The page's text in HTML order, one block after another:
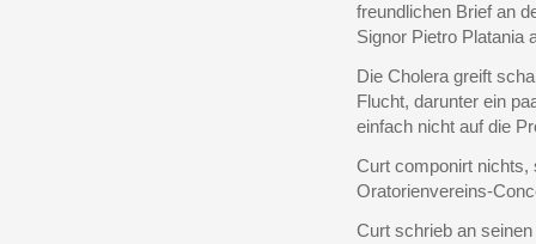
freundlichen Brief an
Signor Pietro Platania
Die Cholera greift
Flucht, darunter ein
einfach nicht auf die
Curt componirt nichts,
Oratorienvereins-
Curt schrieb an